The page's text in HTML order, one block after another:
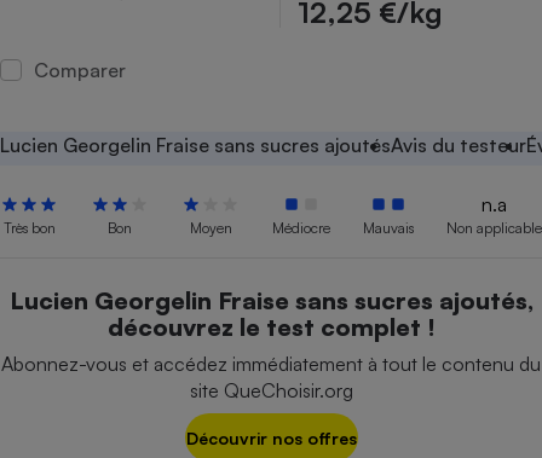
12,25 €/kg
Comparer
Lucien Georgelin Fraise sans sucres ajoutésAvis du testeur
Très bon Bon Moyen Médiocre Mauvais
n.a
Non applicable
Lucien Georgelin Fraise sans sucres ajoutés,
découvrez le test complet !
Abonnez-vous et accédez immédiatement à tout le contenu du
site QueChoisir.org
Découvrir nos offres
Lave-linge
Téléviseur
Matelas
Antimoustique